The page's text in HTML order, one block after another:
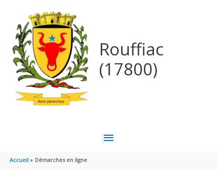
Rouffiac
(17800)
MENU
Accueil Démarches en ligne